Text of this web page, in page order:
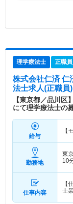
理学療法士 正職員
株式会社仁済 仁
法士求人(正職員)
【東京都／品川区
にて理学療法士の
給与
【
勤務地
東
10
仕事内容
【
士